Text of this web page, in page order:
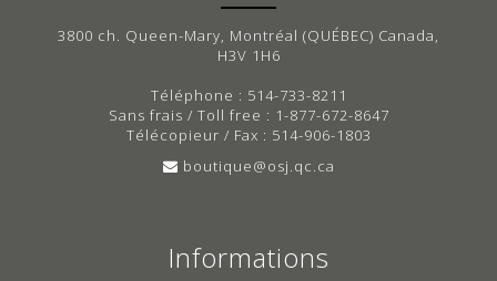
3800 ch. Queen-Mary, Montréal (QUÉBEC) Canada,
H3V 1H6
Téléphone : 514-733-8211
Sans frais / Toll free : 1-877-672-8647
Télécopieur / Fax : 514-906-1803
boutique@osj.qc.ca
Informations